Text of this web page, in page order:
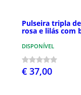
Pulseira tripla
rosa e lilás com
DISPONÍVEL
€ 37,00